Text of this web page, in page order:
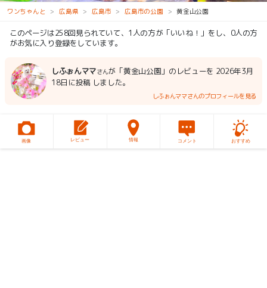
ワンちゃんと 広島県 広島市 広島市の公園 黄金山公園
このページは258回見られていて、1人の方が「いいね！」をし、0人の方
がお気に入り登録をしています。
しふぉんママさんが「黄金山公園」のレビューを 2026年3月
18日に投稿 しました。
しふぉんママさんのプロフィールを見る
画像 レビュー 情報 コメント おすすめ